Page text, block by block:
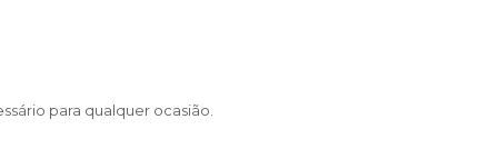
para qualquer ocasião.